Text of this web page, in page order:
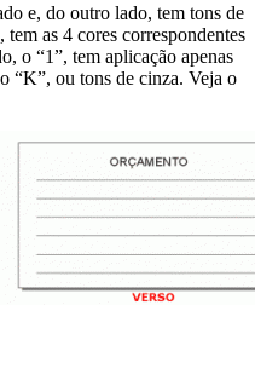
e, do outro lado, tem tons de
as 4 cores correspondentes
o “1”, tem aplicação apenas
“K”, ou tons de cinza. Veja o